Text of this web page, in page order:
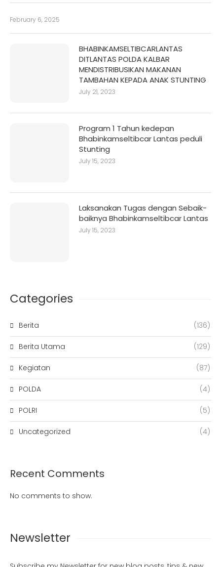
February 6, 2025
BHABINKAMSELTIBCARLANTAS
DITLANTAS POLDA KALBAR
MENDISTRIBUSIKAN MAKANAN
TAMBAHAN KEPADA ANAK STUNTING
July 21, 2023
Program 1 Tahun kedepan
Bhabinkamseltibcar Lantas peduli
Stunting
July 15, 2023
Laksanakan Tugas dengan Sebaik-
baiknya Bhabinkamseltibcar Lantas
July 15, 2023
Categories
Berita (136)
Berita Utama (129)
Kegiatan (87)
POLDA (4)
POLRI (5)
Uncategorized (4)
Recent Comments
No comments to show.
Newsletter